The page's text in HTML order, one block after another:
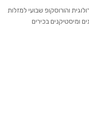
והורוסקופ שבועי למזלות
ומיסטיקנים בכירים